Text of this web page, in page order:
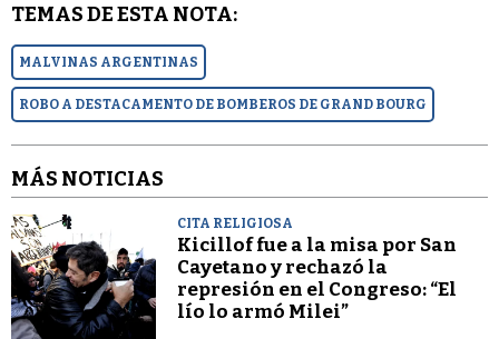
TEMAS DE ESTA NOTA:
MALVINAS ARGENTINAS
ROBO A DESTACAMENTO DE BOMBEROS DE GRAND BOURG
MÁS NOTICIAS
CITA RELIGIOSA
Kicillof fue a la misa por San
Cayetano y rechazó la
represión en el Congreso: “El
lío lo armó Milei”